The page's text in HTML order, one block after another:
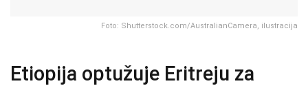
Foto: Shutterstock.com/AustralianCamera, ilustracija
Etiopija optužuje Eritreju za